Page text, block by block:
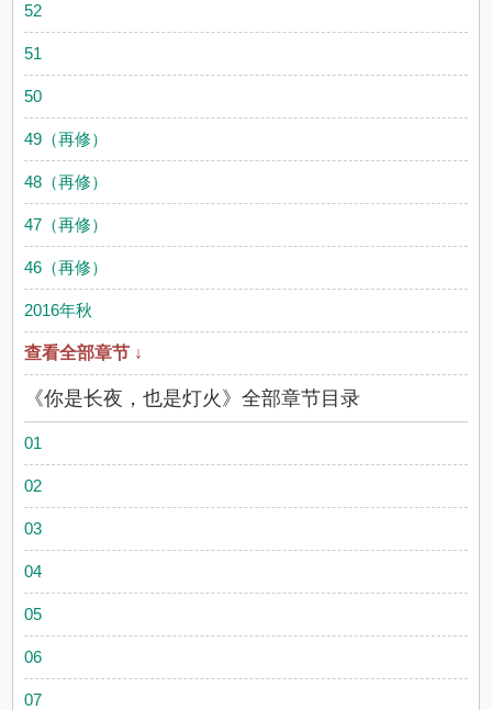
52
51
50
49（再修）
48（再修）
47（再修）
46（再修）
2016年秋
查看全部章节 ↓
《你是长夜，也是灯火》全部章节目录
01
02
03
04
05
06
07